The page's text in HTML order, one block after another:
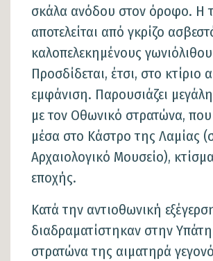
σκάλα ανόδου στον όροφο. Η
αποτελείται από γκρίζο
καλοπελεκημένους
Προσδίδεται, έτσι, στο κτίριο
εμφάνιση. Παρουσιάζει
με τον Οθωνικό στρατώνα, που
μέσα στο Κάστρο της Λαμίας
Αρχαιολογικό Μουσείο),
εποχής.
Κατά την αντιοθωνική
διαδραματίστηκαν στην
στρατώνα της αιματηρά